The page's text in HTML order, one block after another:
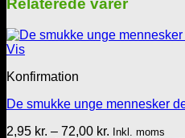
Relaterede varer
Vis
Konfirmation
De smukke unge mennesker
2,95 kr. – 72,00 kr. Prisinterval:
Inkl. moms